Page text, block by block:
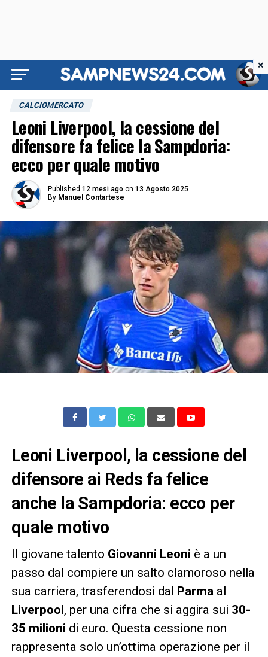
CALCIOMERCATO
Leoni Liverpool, la cessione del
difensore fa felice la Sampdoria:
ecco per quale motivo
Published 12 mesi ago on 13 Agosto 2025
By Manuel Contartese
Leoni Liverpool, la cessione del
difensore ai Reds fa felice
anche la Sampdoria: ecco per
quale motivo
Il giovane talento Giovanni Leoni è a un
passo dal compiere un salto clamoroso nella
sua carriera, trasferendosi dal Parma al
Liverpool, per una cifra che si aggira sui 30-
35 milioni di euro. Questa cessione non
rappresenta solo un’ottima operazione per il
×